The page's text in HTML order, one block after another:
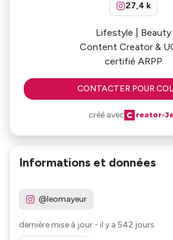
27,4 k
Lifestyle | Beauty
Content Creator &
CONTACTER POUR
créé avec
Informations et données
@leomayeur
dernière mise à jour - il y a 542 jours